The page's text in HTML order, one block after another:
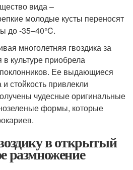
вида –
молодые кусты переносят
до -35–40°C.
многолетняя гвоздика за
культуре приобрела
Ее выдающиеся
стойкость привлекли
чудесные оригинальные
формы, которые
в открытый
размножение